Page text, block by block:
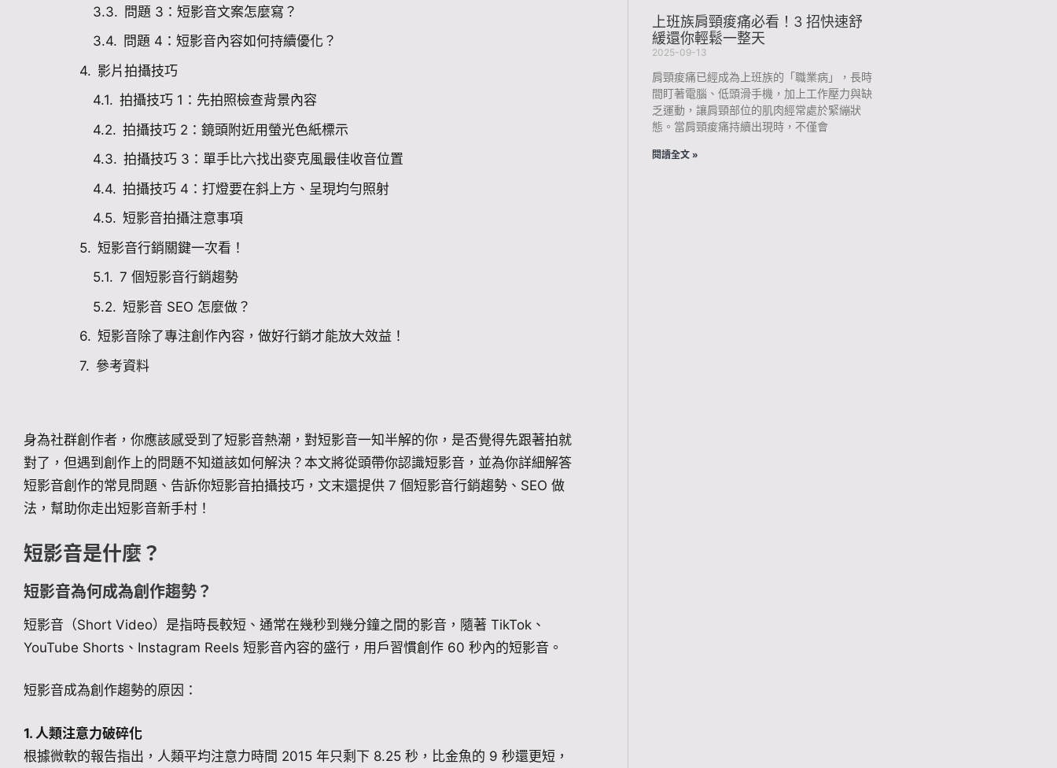
問題 3：短影音文案怎麼寫？
問題 4：短影音內容如何持續優化？
影片拍攝技巧
拍攝技巧 1：先拍照檢查背景內容
拍攝技巧 2：鏡頭附近用螢光色紙標示
拍攝技巧 3：單手比六找出麥克風最佳收音位置
拍攝技巧 4：打燈要在斜上方、呈現均勻照射
短影音拍攝注意事項
短影音行銷關鍵一次看！
7 個短影音行銷趨勢
短影音 SEO 怎麼做？
短影音除了專注創作內容，做好行銷才能放大效益！
參考資料
身為社群創作者，你應該感受到了短影音熱潮，對短影音一知半解的你，是否覺得先跟著拍就
對了，但遇到創作上的問題不知道該如何解決？本文將從頭帶你認識短影音，並為你詳細解答
短影音創作的常見問題、告訴你短影音拍攝技巧，文末還提供 7 個短影音行銷趨勢、SEO 做
法，幫助你走出短影音新手村！
短影音是什麼？
短影音為何成為創作趨勢？
短影音（Short Video）是指時長較短、通常在幾秒到幾分鐘之間的影音，隨著 TikTok、
YouTube Shorts、Instagram Reels 短影音內容的盛行，用戶習慣創作 60 秒內的短影音。
短影音成為創作趨勢的原因：
1. 人類注意力破碎化
根據微軟的報告指出，人類平均注意力時間 2015 年只剩下 8.25 秒，比金魚的 9 秒還更短，
上班族肩頸痠痛必看！3 招快速舒
緩還你輕鬆一整天
2025-09-13
肩頸痠痛已經成為上班族的「職業病」，長時
間盯著電腦、低頭滑手機，加上工作壓力與缺
乏運動，讓肩頸部位的肌肉經常處於緊繃狀
態。當肩頸痠痛持續出現時，不僅會
閱讀全文 »